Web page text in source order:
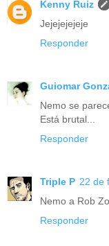
Kenny Ruiz
Jejejejejeje
Responder
Guiomar
Nemo se
Está brutal...
Responder
Triple P 22 de
Nemo a Rob
Responder